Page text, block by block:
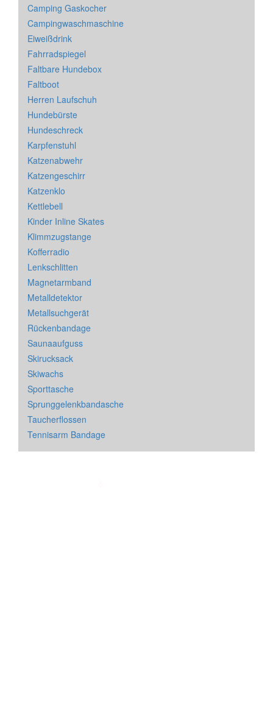
Camping Gaskocher
Campingwaschmaschine
Eiweißdrink
Fahrradspiegel
Faltbare Hundebox
Faltboot
Herren Laufschuh
Hundebürste
Hundeschreck
Karpfenstuhl
Katzenabwehr
Katzengeschirr
Katzenklo
Kettlebell
Kinder Inline Skates
Klimmzugstange
Kofferradio
Lenkschlitten
Magnetarmband
Metalldetektor
Metallsuchgerät
Rückenbandage
Saunaaufguss
Skirucksack
Skiwachs
Sporttasche
Sprunggelenkbandasche
Taucherflossen
Tennisarm Bandage